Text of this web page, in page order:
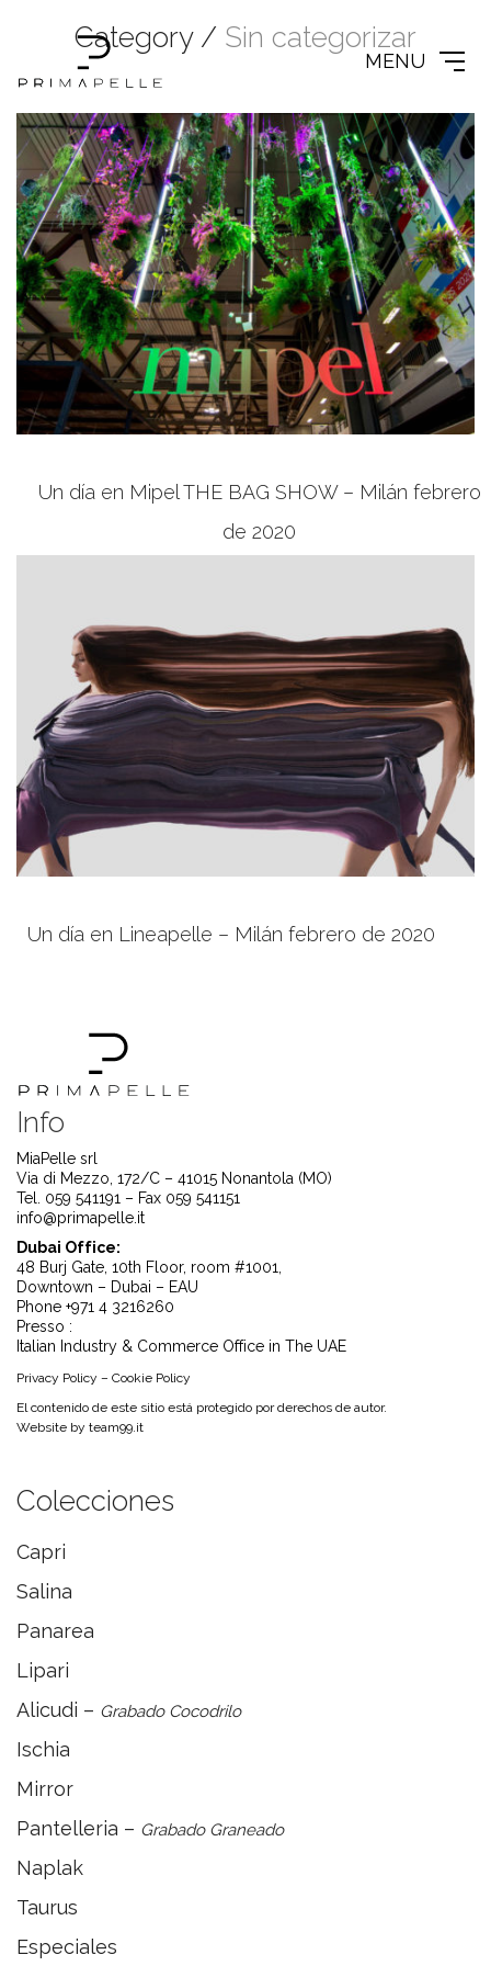
MENU
Category / Sin categorizar
Un día en Mipel THE BAG SHOW – Milán febrero
de 2020
Un día en Lineapelle – Milán febrero de 2020
Info
MiaPelle srl
Via di Mezzo, 172/C – 41015 Nonantola (MO)
Tel. 059 541191 – Fax 059 541151
info@primapelle.it
Dubai Office:
48 Burj Gate, 10th Floor, room #1001,
Downtown – Dubai – EAU
Phone +971 4 3216260
Presso :
Italian Industry & Commerce Office in The UAE
Privacy Policy – Cookie Policy
El contenido de este sitio está protegido por derechos de autor.
Website by team99.it
Colecciones
Capri
Salina
Panarea
Lipari
Alicudi – Grabado Cocodrilo
Ischia
Mirror
Pantelleria – Grabado Graneado
Naplak
Taurus
Especiales